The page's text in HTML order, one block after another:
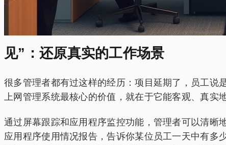
见”：还原真实的工作场景
很多管理者都有过这样的经历：项目延期了，员工说
上网管理系统最核心的价值，就在于它能客观、真实
通过屏幕跟踪和应用程序监控功能，管理者可以清晰
应用程序使用情况报告，告诉你某位员工一天中有多